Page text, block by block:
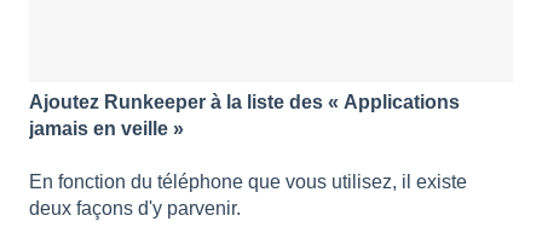
Ajoutez Runkeeper à la liste des « Applications
jamais en veille »
En fonction du téléphone que vous utilisez, il existe
deux façons d'y parvenir.